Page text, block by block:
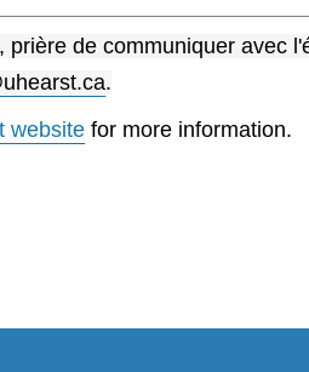
prière de communiquer
.
website for more information.